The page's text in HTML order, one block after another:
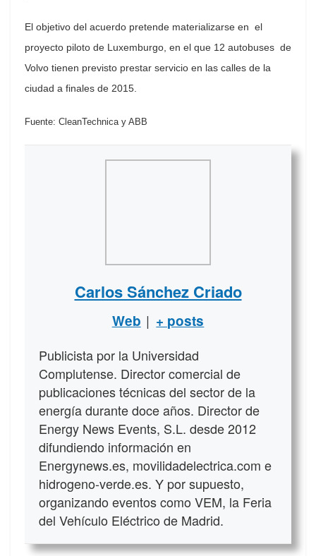
El objetivo del acuerdo pretende materializarse en el
proyecto piloto de Luxemburgo, en el que 12 autobuses de
Volvo tienen previsto prestar servicio en las calles de la
ciudad a finales de 2015.
Fuente: CleanTechnica y ABB
Carlos Sánchez Criado
Web | + posts
Publicista por la Universidad
Complutense. Director comercial de
publicaciones técnicas del sector de la
energía durante doce años. Director de
Energy News Events, S.L. desde 2012
difundiendo información en
Energynews.es, movilidadelectrica.com e
hidrogeno-verde.es. Y por supuesto,
organizando eventos como VEM, la Feria
del Vehículo Eléctrico de Madrid.